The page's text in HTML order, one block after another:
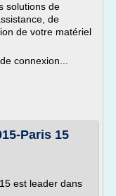
solutions de
de
de votre matériel
connexion...
Paris 15
est leader dans